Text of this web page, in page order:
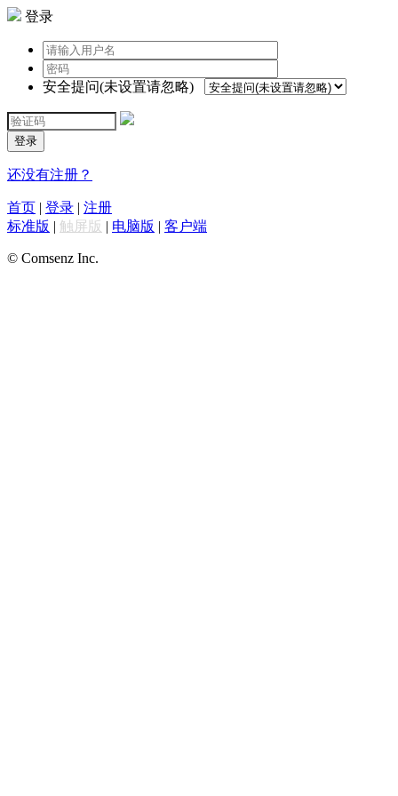
登录
安全提问(未设置请忽略)
登录
还没有注册？
首页 | 登录 | 注册
标准版 | 触屏版 | 电脑版 | 客户端
© Comsenz Inc.